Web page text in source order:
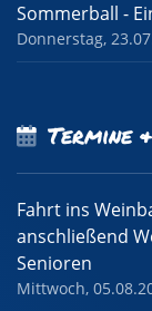
Sommerball -
Donnerstag,
Termine
Fahrt ins
anschließend
Senioren
Mittwoch,